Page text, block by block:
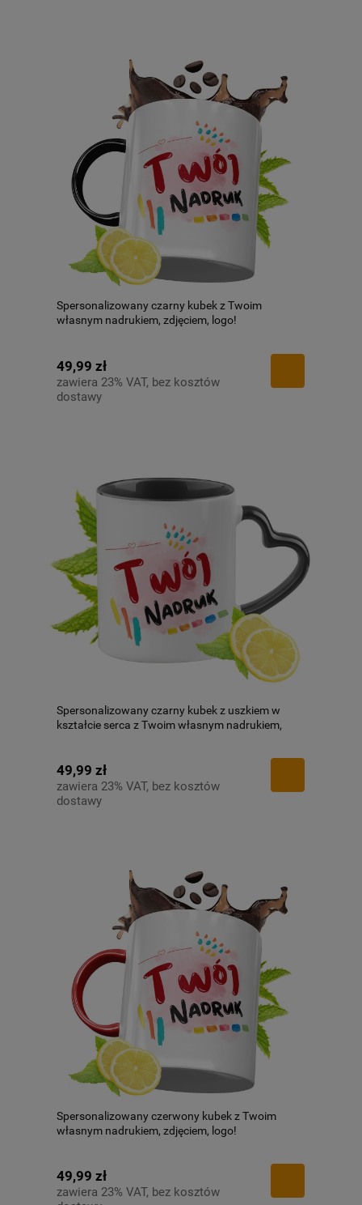
Spersonalizowany czarny kubek z Twoim
własnym nadrukiem, zdjęciem, logo!
49,99 zł
zawiera 23% VAT, bez kosztów
dostawy
Spersonalizowany czarny kubek z uszkiem w
kształcie serca z Twoim własnym nadrukiem,
49,99 zł
zawiera 23% VAT, bez kosztów
dostawy
Spersonalizowany czerwony kubek z Twoim
własnym nadrukiem, zdjęciem, logo!
49,99 zł
zawiera 23% VAT, bez kosztów